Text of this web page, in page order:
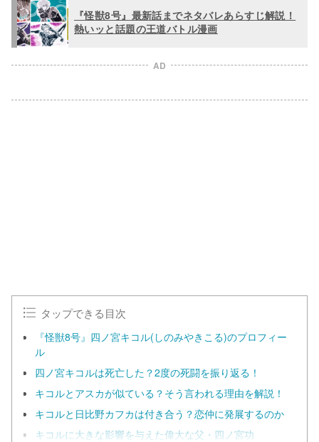
『怪獣8号』最新話までネタバレあらすじ解説！
熱いッと話題の王道バトル漫画
AD
タップできる目次
『怪獣8号』四ノ宮キコル(しのみやきこる)のプロフィー
ル
四ノ宮キコルは死亡した？2度の死闘を振り返る！
キコルとアスカが似ている？そう言われる理由を解説！
キコルと日比野カフカは付き合う？恋仲に発展するのか
キコルに大きな影響を与えた偉大な父・四ノ宮功